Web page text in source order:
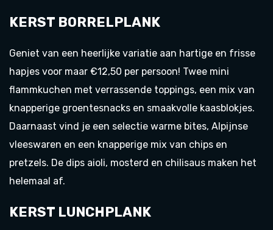
KERST BORRELPLANK
Geniet van een heerlijke variatie aan hartige en frisse
hapjes voor maar €12,50 per persoon! Twee mini
flammkuchen met verrassende toppings, een mix van
knapperige groentesnacks en smaakvolle kaasblokjes.
Daarnaast vind je een selectie warme bites, Alpijnse
vleeswaren en een knapperige mix van chips en
pretzels. De dips aioli, mosterd en chilisaus maken het
helemaal af.
KERST LUNCHPLANK